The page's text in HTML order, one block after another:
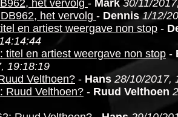
het vervolg - Mark 30/11/
het vervolg - Dennis 1/12/
en artiest weergave non stop -
titel en artiest weergave non stop -
19:18:19
Velthoen? - Hans 28/10/2017,
Ruud Velthoen? - Ruud Velthoen